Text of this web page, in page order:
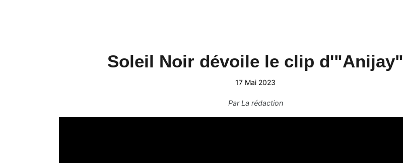
Soleil Noir dévoile le clip d'"Anijay"
17 Mai 2023
ParLa rédaction